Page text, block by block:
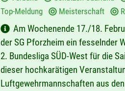
m
:
Top-Meldung
Meisterschaft
Am Wochenende 17./18.
der SG Pforzheim ein fesselnder
2. Bundesliga SÜD-West für die
dieser hochkarätigen
Luftgewehrmannschaften aus